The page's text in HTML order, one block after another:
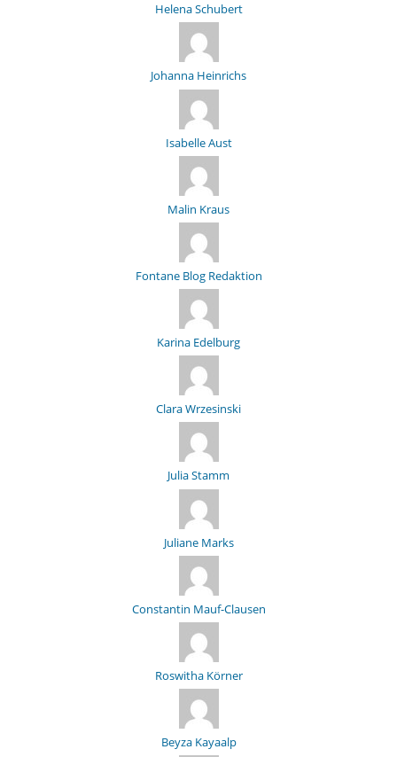
Helena Schubert
Johanna Heinrichs
Isabelle Aust
Malin Kraus
Fontane Blog Redaktion
Karina Edelburg
Clara Wrzesinski
Julia Stamm
Juliane Marks
Constantin Mauf-Clausen
Roswitha Körner
Beyza Kayaalp